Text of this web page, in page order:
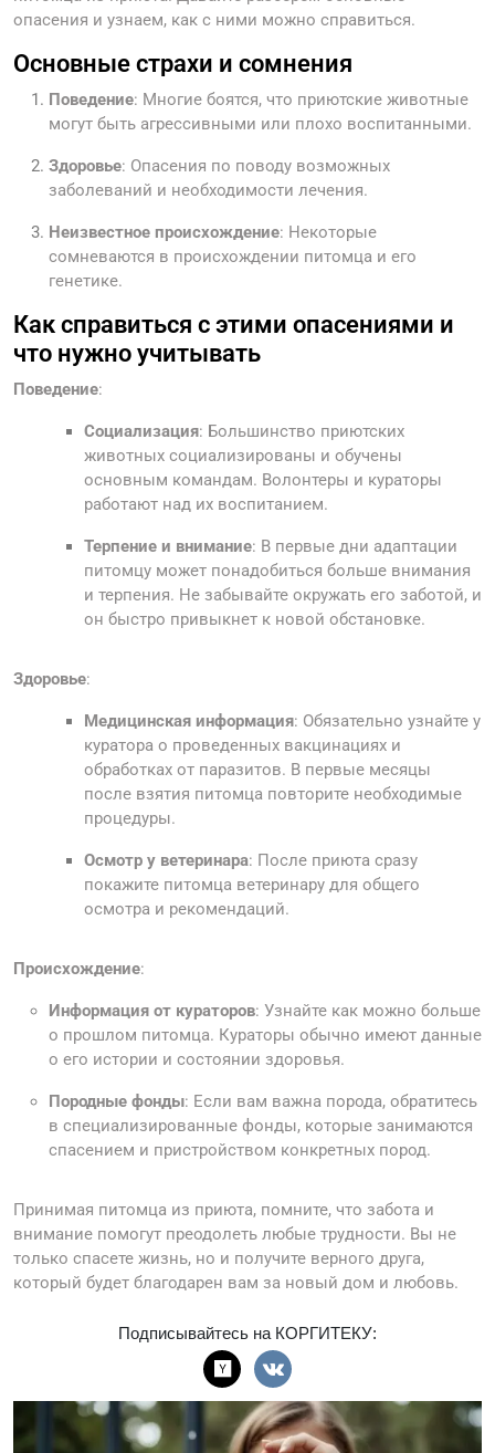
опасения и узнаем, как с ними можно справиться.
Основные страхи и сомнения
Поведение: Многие боятся, что приютские животные
могут быть агрессивными или плохо воспитанными.
Здоровье: Опасения по поводу возможных
заболеваний и необходимости лечения.
Неизвестное происхождение: Некоторые
сомневаются в происхождении питомца и его
генетике.
Как справиться с этими опасениями и
что нужно учитывать
Поведение:
Социализация: Большинство приютских
животных социализированы и обучены
основным командам. Волонтеры и кураторы
работают над их воспитанием.
Терпение и внимание: В первые дни адаптации
питомцу может понадобиться больше внимания
и терпения. Не забывайте окружать его заботой, и
он быстро привыкнет к новой обстановке.
Здоровье:
Медицинская информация: Обязательно узнайте у
куратора о проведенных вакцинациях и
обработках от паразитов. В первые месяцы
после взятия питомца повторите необходимые
процедуры.
Осмотр у ветеринара: После приюта сразу
покажите питомца ветеринару для общего
осмотра и рекомендаций.
Происхождение:
Информация от кураторов: Узнайте как можно больше
о прошлом питомца. Кураторы обычно имеют данные
о его истории и состоянии здоровья.
Породные фонды: Если вам важна порода, обратитесь
в специализированные фонды, которые занимаются
спасением и пристройством конкретных пород.
Принимая питомца из приюта, помните, что забота и
внимание помогут преодолеть любые трудности. Вы не
только спасете жизнь, но и получите верного друга,
который будет благодарен вам за новый дом и любовь.
Подписывайтесь на КОРГИТЕКУ: